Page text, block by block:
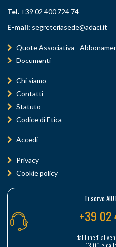
Tel. +39 02 400 724 74
E-mail: segreteriasede@adaci.it
Quote Associativa -
Documenti
Chi siamo
Contatti
Statuto
Codice di Etica
Accedi
Privacy
Cookie policy
Ti serve
+39 02
dal lunedì al
13:00 e